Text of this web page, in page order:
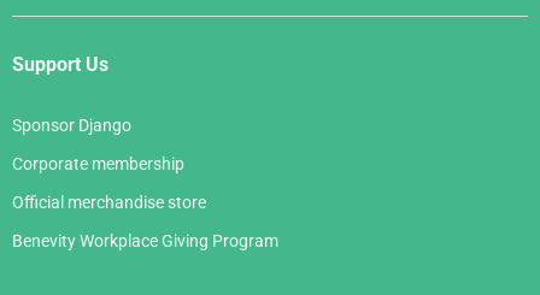
Support Us
Sponsor Django
Corporate membership
Official merchandise store
Benevity Workplace Giving Program